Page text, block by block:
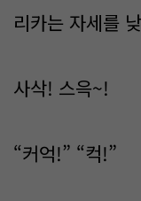
리카는 자세를
사삭! 스윽~!
“커억!” “컥!”